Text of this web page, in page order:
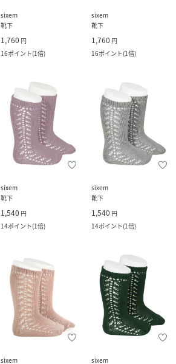
sixem
靴下
1,760 円
16ポイント(1倍)
sixem
靴下
1,760 円
16ポイント(1倍)
sixem
靴下
1,540 円
14ポイント(1倍)
sixem
靴下
1,540 円
14ポイント(1倍)
sixem sixem